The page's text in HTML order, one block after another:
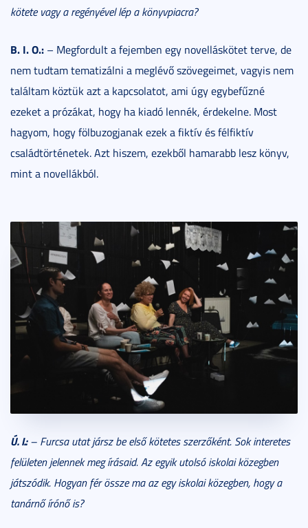
kötete vagy a regényével lép a könyvpiacra?
B. I. O.: – Megfordult a fejemben egy novelláskötet terve, de
nem tudtam tematizálni a meglévő szövegeimet, vagyis nem
találtam köztük azt a kapcsolatot, ami úgy egybefűzné
ezeket a prózákat, hogy ha kiadó lennék, érdekelne. Most
hagyom, hogy fölbuzogjanak ezek a fiktív és félfiktív
családtörténetek. Azt hiszem, ezekből hamarabb lesz könyv,
mint a novellákból.
Ú. I.: – Furcsa utat jársz be első kötetes szerzőként. Sok interetes
felületen jelennek meg írásaid. Az egyik utolsó iskolai közegben
játszódik. Hogyan fér össze ma az egy iskolai közegben, hogy a
tanárnő írónő is?